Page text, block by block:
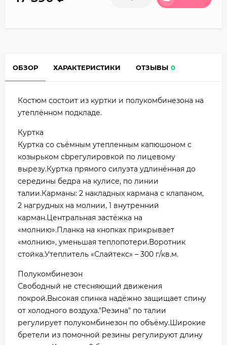
ОБЗОР ХАРАКТЕРИСТИКИ ОТЗЫВЫ 0
Костюм состоит из куртки и полукомбинезона на
утеплённом подкладе.
Куртка
Куртка со съёмным утепленным капюшоном с
козырьком сbрегулировкой по лицевому
вырезу.Куртка прямого силуэта удлинённая до
середины бедра на кулисе, по линии
талии.Карманы: 2 накладных кармана с клапаном,
2 нагрудных на молнии, 1 внутренний
карман.Центральная застёжка на
«молнию».Планка на кнопках прикрывает
«молнию», уменьшая теплопотери.Воротник
стойка.Утеплитель «Слайтекс» – 300 г/кв.м.
Полукомбинезон
Свободный не стесняющий движения
покрой.Высокая спинка надёжно защищает спину
от холодного воздуха."Резина" по талии
регулирует полукомбинезон по объёму.Широкие
бретели из помочной резины регулируют длину